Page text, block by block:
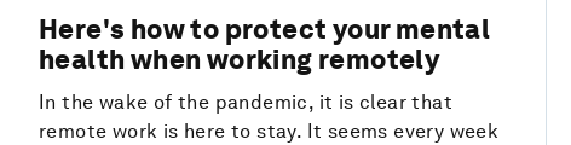
Here's how to protect your mental
health when working remotely
In the wake of the pandemic, it is clear that
remote work is here to stay. It seems every week